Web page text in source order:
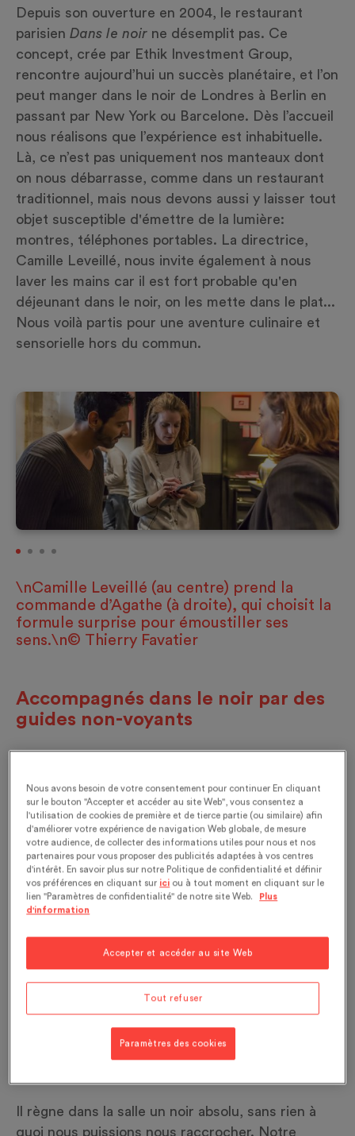
Depuis son ouverture en 2004, le restaurant
parisien Dans le noir ne désemplit pas. Ce
concept, crée par Ethik Investment Group,
rencontre aujourd’hui un succès planétaire, et l’on
peut manger dans le noir de Londres à Berlin en
passant par New York ou Barcelone. Dès l’accueil
nous réalisons que l’expérience est inhabituelle.
Là, ce n’est pas uniquement nos manteaux dont
on nous débarrasse, comme dans un restaurant
traditionnel, mais nous devons aussi y laisser tout
objet susceptible d'émettre de la lumière:
montres, téléphones portables. La directrice,
Camille Leveillé, nous invite également à nous
laver les mains car il est fort probable qu'en
déjeunant dans le noir, on les mette dans le plat...
Nous voilà partis pour une aventure culinaire et
sensorielle hors du commun.
\nCamille Leveillé (au centre) prend la
commande d’Agathe (à droite), qui choisit la
formule surprise pour émoustiller ses
sens.\n© Thierry Favatier
Accompagnés dans le noir par des
guides non-voyants
en fil indienne les uns derrière les autres, la main
gauche sur l'épaule de celui qui nous précède.
Mouran, un serveur non-voyant qui sera notre
‘‘référent dans le noir’’ prend la main du chef de
file et nous guide:«Nous allons passer deux
rideaux. Il n'y a pas d'obstacle, pas de marche,
Nous voilà plongés dans l’obscurité.
Être dans le noir, une sensation
Il règne dans la salle un noir absolu, sans rien à
quoi nous puissions nous raccrocher. Notre
Nous avons besoin de votre consentement pour continuer En cliquant
sur le bouton "Accepter et accéder au site Web", vous consentez a
l'utilisation de cookies de première et de tierce partie (ou similaire) afin
d'améliorer votre expérience de navigation Web globale, de mesure
votre audience, de collecter des informations utiles pour nous et nos
partenaires pour vous proposer des publicités adaptées à vos centres
d'intérêt. En savoir plus sur notre Politique de confidentialité et définir
vos préférences en cliquant sur ici ou à tout moment en cliquant sur le
lien "Paramètres de confidentialité" de notre site Web.
Plus
d'information
Tout refuser
Accepter et accéder au site Web
Paramètres des cookies